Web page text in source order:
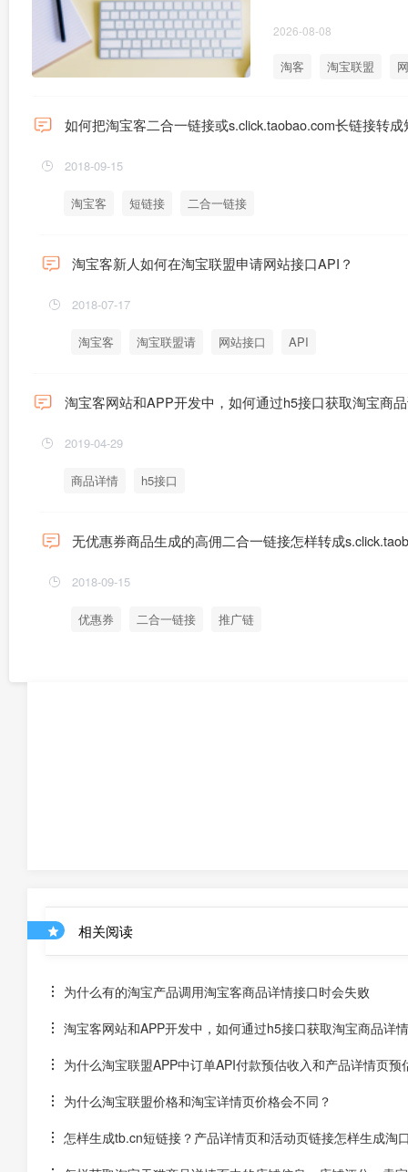
2026-08-08
淘客 淘宝联盟
如何把淘宝客二合一链接或s.click.taobao.com长链接转
2018-09-15
淘宝客 短链接 二合一链接
淘宝客新人如何在淘宝联盟申请网站接口API？
2018-07-17
淘宝客 淘宝联盟请 网站接口 API
淘宝客网站和APP开发中，如何通过h5接口获取淘宝商
2019-04-29
商品详情 h5接口
无优惠券商品生成的高佣二合一链接怎样转成
2018-09-15
优惠券 二合一链接 推广链
相关阅读
为什么有的淘宝产品调用淘宝客商品详情接口时会失败
淘宝客网站和APP开发中，如何通过h5接口获取淘宝商品详
为什么淘宝联盟APP中订单API付款预估收入和产品详情页预
为什么淘宝联盟价格和淘宝详情页价格会不同？
怎样生成tb.cn短链接？产品详情页和活动页链接怎样生成淘